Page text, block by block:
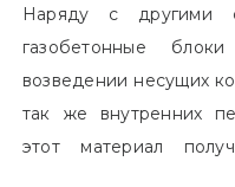
Наряду с другими
газобетонные блоки часто используются при
возведении несущих
так же внутренних
этот материал